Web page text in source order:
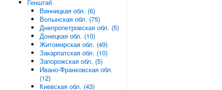
Генштаб
Винницкая обл. (6)
Волынская обл. (75)
Днепропетровская обл. (5)
Донецкая обл. (10)
Житомирская обл. (49)
Закарпатская обл. (10)
Запорожская обл. (5)
Ивано-Франковская обл.
(12)
Киевская обл. (43)